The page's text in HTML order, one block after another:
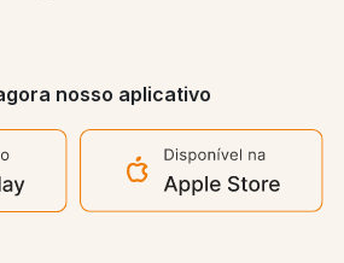
nosso aplicativo